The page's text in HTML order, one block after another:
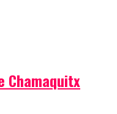
Chamaquitx